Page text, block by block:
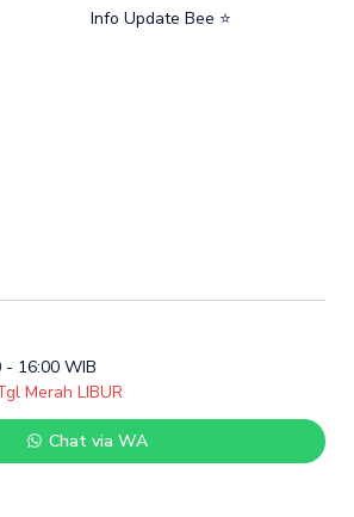
Info Update Bee ⭐
- 16:00 WIB
Merah LIBUR
Chat via WA